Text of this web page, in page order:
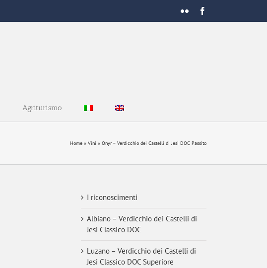
Flickr
Agriturismo
Home » Vini » Onyr – Verdicchio dei Castelli di Jesi DOC Passito
I riconoscimenti
Albiano – Verdicchio dei Castelli di
Jesi Classico DOC
Luzano – Verdicchio dei Castelli di
Jesi Classico DOC Superiore